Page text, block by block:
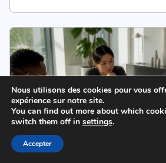
Nous utilisons des cookies pour vous
expérience sur notre site.
You can find out more about which
switch them off in settings.
Accepter